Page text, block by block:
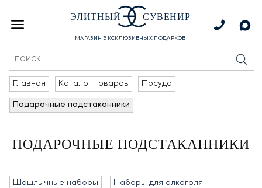
ЭЛИТНЫЙ СУВЕНИР
МАГАЗИН ЭКСКЛЮЗИВНЫХ ПОДАРКОВ
Главная Каталог товаров Посуда
Подарочные подстаканники
ПОДАРОЧНЫЕ ПОДСТАКАННИКИ
Шашлычные наборы Наборы для алкоголя